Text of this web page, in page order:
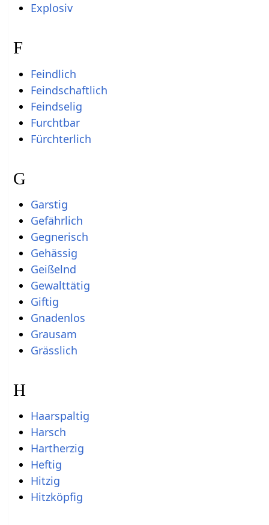
Explosiv
F
Feindlich
Feindschaftlich
Feindselig
Furchtbar
Fürchterlich
G
Garstig
Gefährlich
Gegnerisch
Gehässig
Geißelnd
Gewalttätig
Giftig
Gnadenlos
Grausam
Grässlich
H
Haarspaltig
Harsch
Hartherzig
Heftig
Hitzig
Hitzköpfig